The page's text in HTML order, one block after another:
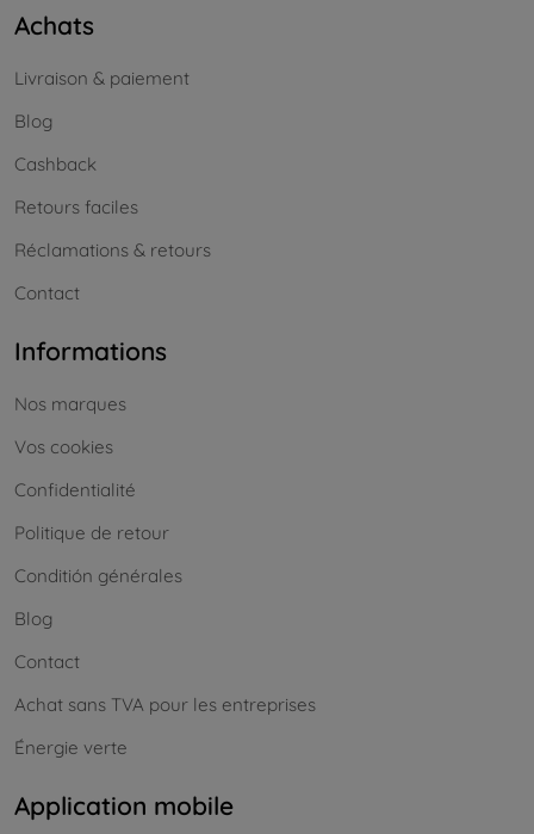
Achats
Livraison & paiement
Blog
Cashback
Retours faciles
Réclamations & retours
Contact
Informations
Nos marques
Vos cookies
Confidentialité
Politique de retour
Conditión générales
Blog
Contact
Achat sans TVA pour les entreprises
Énergie verte
Application mobile